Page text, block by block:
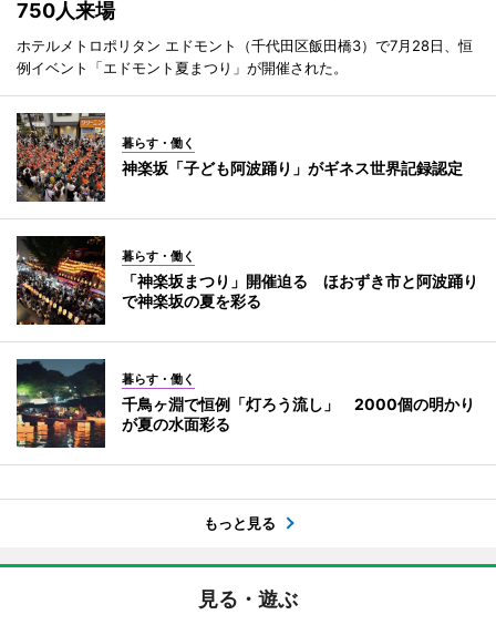
750人来場
ホテルメトロポリタン エドモント（千代田区飯田橋3）で7月28日、恒
例イベント「エドモント夏まつり」が開催された。
暮らす・働く
神楽坂「子ども阿波踊り」がギネス世界記録認定
暮らす・働く
「神楽坂まつり」開催迫る ほおずき市と阿波踊り
で神楽坂の夏を彩る
暮らす・働く
千鳥ヶ淵で恒例「灯ろう流し」 2000個の明かり
が夏の水面彩る
もっと見る
見る・遊ぶ